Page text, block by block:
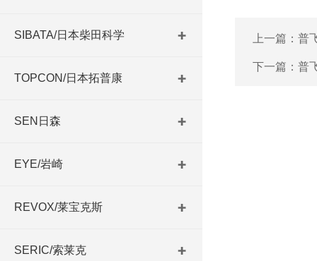
SIBATA/日本柴田科学
TOPCON/日本拓普康
SEN日森
EYE/岩崎
REVOX/莱宝克斯
SERIC/索莱克
上一篇： 普
下一篇： 普